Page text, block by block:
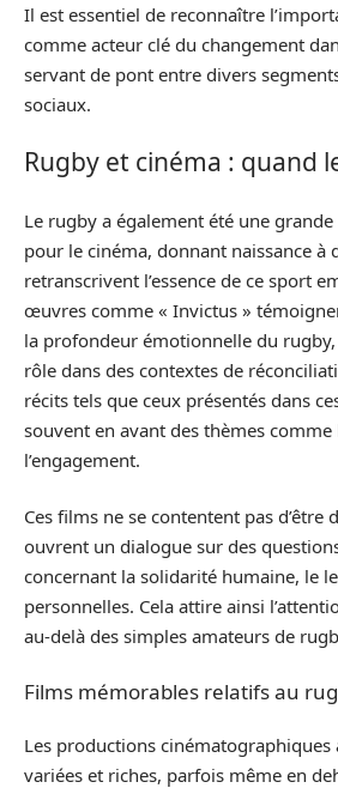
Il est essentiel de reconnaître
comme acteur clé du changement
servant de pont entre divers
sociaux.
Rugby et cinéma : quand
Le rugby a également été une
pour le cinéma, donnant naissance à
retranscrivent l’essence de ce sport
œuvres comme « Invictus »
la profondeur émotionnelle du rugby,
rôle dans des contextes de
récits tels que ceux présentés dans
souvent en avant des thèmes comme
l’engagement.
Ces films ne se contentent pas d’être
ouvrent un dialogue sur des
concernant la solidarité humaine, le
personnelles. Cela attire ainsi
au-delà des simples amateurs de
Films mémorables relatifs au
Les productions
variées et riches, parfois même en